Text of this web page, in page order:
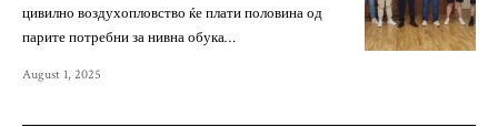
цивилно воздухопловство ќе плати половина од
парите потребни за нивна обука…
August 1, 2025